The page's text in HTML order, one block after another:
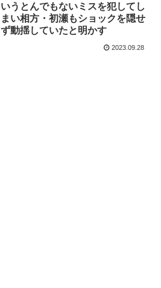
いうとんでもないミスを犯してし
まい相方・初瀬もショックを隠せ
ず動揺していたと明かす
2023.09.28